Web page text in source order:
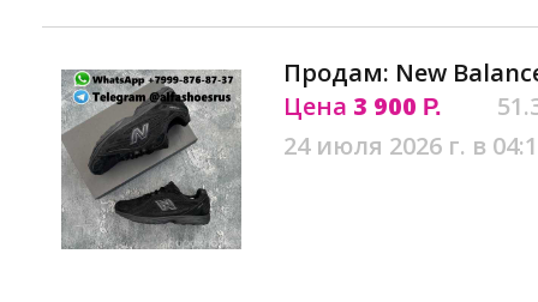
Продам: New
Цена 3 900 Р.
24 июля 2026 г. в